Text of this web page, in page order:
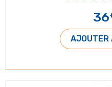
36
AJOUTER